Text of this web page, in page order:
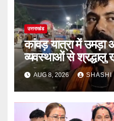
उत्तराखंड
कांवड़ यात्रा में
व्यवस्थाओं से श्रद्धालु
AUG 8, 2026 SHASHI